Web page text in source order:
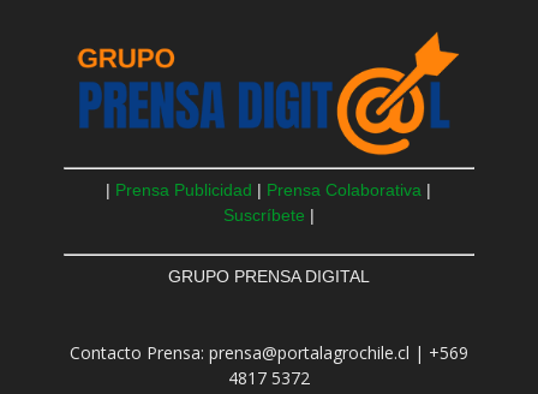
| Prensa Publicidad | Prensa Colaborativa |
Suscríbete |
GRUPO PRENSA DIGITAL
Contacto Prensa: prensa@portalagrochile.cl | +569
4817 5372